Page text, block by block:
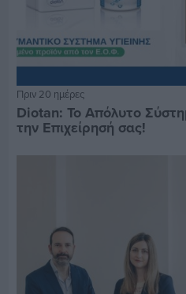
Πριν 20 ημέρες
Diotan: Το Απόλυτο
την Επιχείρησή σας!